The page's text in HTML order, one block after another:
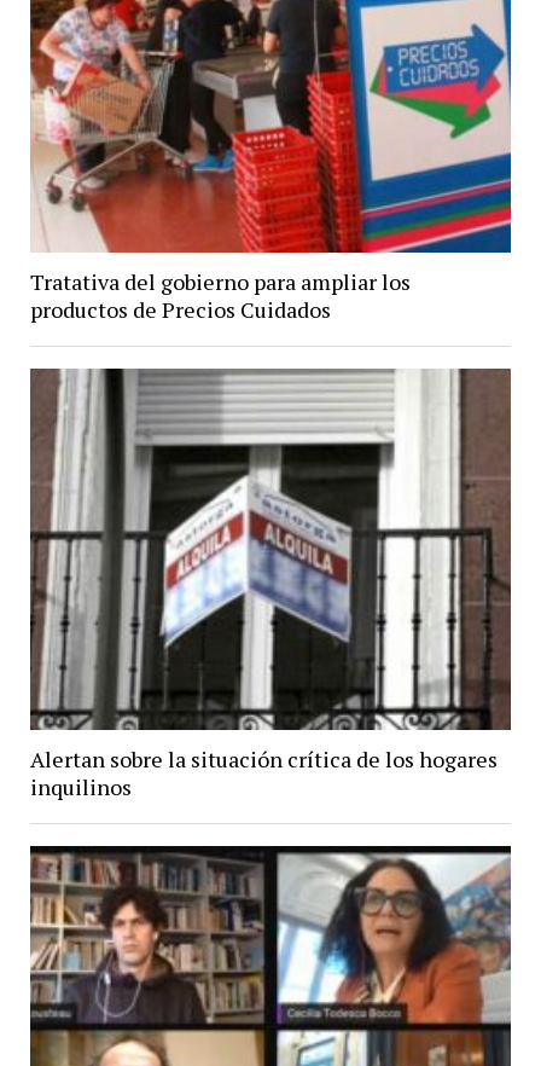
Tratativa del gobierno para ampliar los
productos de Precios Cuidados
Alertan sobre la situación crítica de los hogares
inquilinos